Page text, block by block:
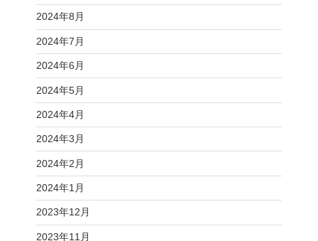
2024年8月
2024年7月
2024年6月
2024年5月
2024年4月
2024年3月
2024年2月
2024年1月
2023年12月
2023年11月